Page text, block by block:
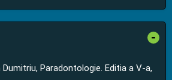
-
Paradontologie. Editia a V-a,